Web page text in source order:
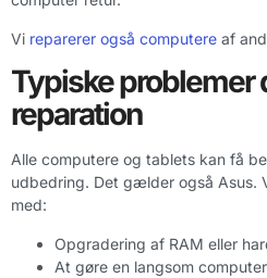
Vi reparerer også computere af
Typiske
reparation
Alle computere og tablets kan få
udbedring. Det gælder også Asus.
med:
Opgradering af RAM eller
At gøre en langsom